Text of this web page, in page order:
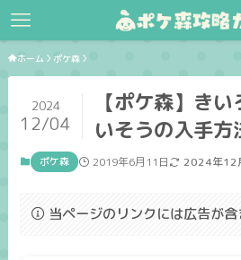
ホーム ポケ森
【ポケ森】き
いそうの入手
2024
12/04
ポケ森 2019年6月11日 2024年12
当ページのリンクには広告が含